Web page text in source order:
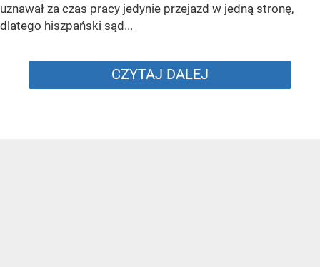
uznawał za czas pracy jedynie przejazd w jedną stronę,
dlatego hiszpański sąd...
CZYTAJ DALEJ